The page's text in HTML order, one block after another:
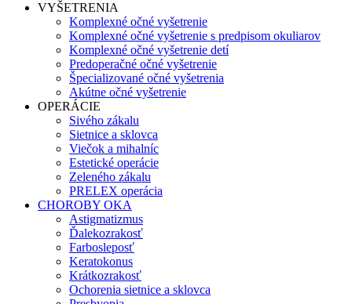
VYŠETRENIA
Komplexné očné vyšetrenie
Komplexné očné vyšetrenie s predpisom okuliarov
Komplexné očné vyšetrenie detí
Predoperačné očné vyšetrenie
Špecializované očné vyšetrenia
Akútne očné vyšetrenie
OPERÁCIE
Sivého zákalu
Sietnice a sklovca
Viečok a mihalníc
Estetické operácie
Zeleného zákalu
PRELEX operácia
CHOROBY OKA
Astigmatizmus
Ďalekozrakosť
Farbosleposť
Keratokonus
Krátkozrakosť
Ochorenia sietnice a sklovca